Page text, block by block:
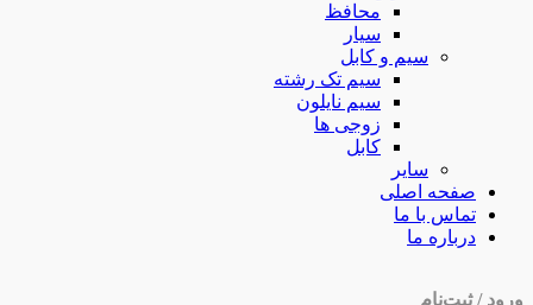
محافظ
سیار
سیم و کابل
سیم تک رشته
سیم نایلون
زوجی ها
کابل
سایر
صفحه اصلی
تماس با ما
درباره ما
ورود / ثبت‌نام